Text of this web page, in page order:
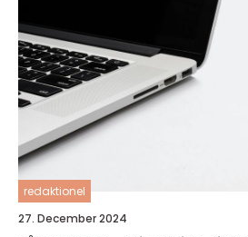
redaktionel
27. December 2024